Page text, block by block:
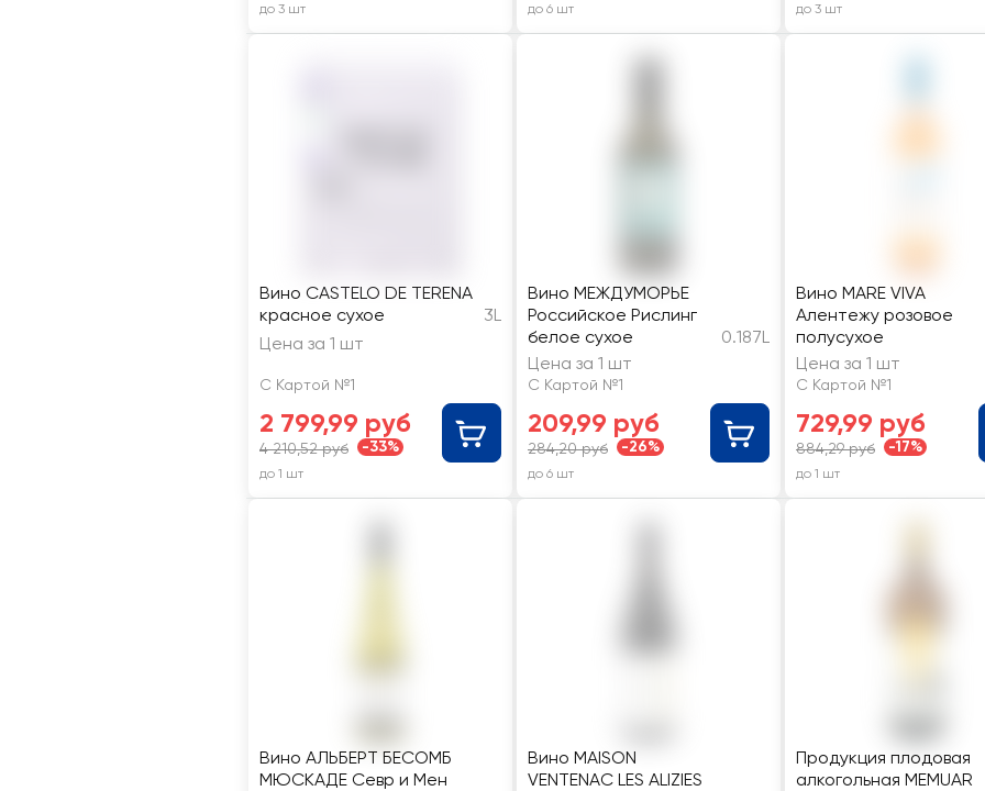
до 3 шт до 6 шт до 3 шт
Вино CASTELO DE TERENA
красное сухое
3L
Цена за 1 шт
С Картой №1
2 799,99 руб
4 210,52 руб -33%
до 1 шт
Вино МЕЖДУМОРЬЕ
Российское Рислинг
белое сухое
0.187L
Цена за 1 шт
С Картой №1
209,99 руб
284,20 руб -26%
до 6 шт
Вино MARE VIVA
Алентежу розовое
полусухое
Цена за 1 шт
С Картой №1
729,99 руб
884,29 руб -17%
до 1 шт
Вино АЛЬБЕРТ БЕСОМБ
МЮСКАДЕ Севр и Мен
Вино MAISON
VENTENAC LES ALIZIES
Продукция плодовая
алкогольная MEMUAR